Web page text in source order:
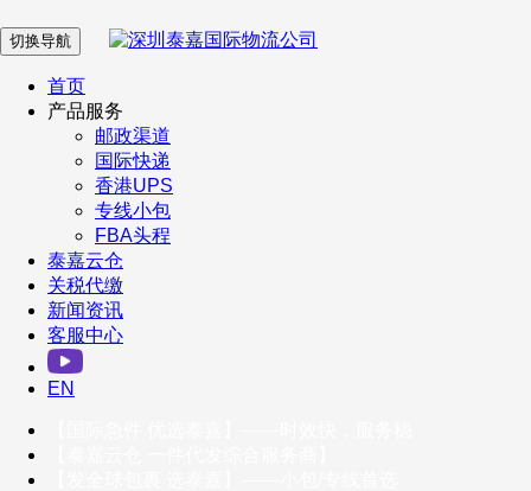
在 线 客 服
企业微信
订阅号
客户服务热线
400-098-5699
联系我们
切换导航
首页
产品服务
邮政渠道
国际快递
香港UPS
专线小包
FBA头程
泰嘉云仓
关税代缴
新闻资讯
客服中心
EN